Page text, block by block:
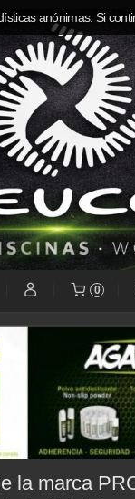
0
la marca
anónimas. Si